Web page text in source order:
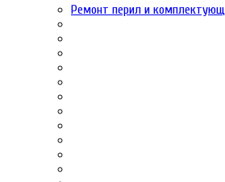
Ремонт перил и